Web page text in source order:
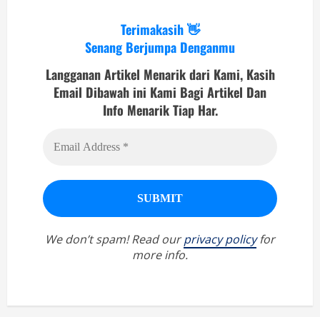
Terimakasih 👋
Senang Berjumpa Denganmu
Langganan Artikel Menarik dari Kami, Kasih
Email Dibawah ini Kami Bagi Artikel Dan
Info Menarik Tiap Har.
We don’t spam! Read ourprivacy policyfor
more info.